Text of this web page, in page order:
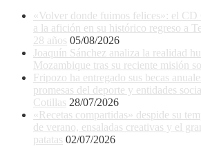
«Volver donde fuimos felices»: el
a la afición en su histórico regreso a
28 años 05/08/2026
Joaquín Sánchez analiza la realidad
Mozambique tras su reciente misión
Fripozo ha entregado sus becas
promesas del deporte y entidades
Cotillas 28/07/2026
«Recetas compartidas» despide su
de verano, ensaladas creativas y el
patatas 02/07/2026